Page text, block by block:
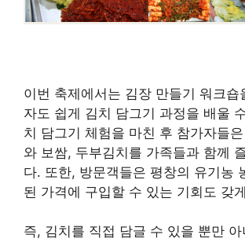
이번 축제에서는 김장 만들기 워크숍
자도 쉽게 김치 담그기 과정을 배울
치 담그기 체험을 마친 후 참가자들
와 보쌈, 두부김치를 가족들과 함께
다. 또한, 방문객들은 평창의 유기농
된 가격에 구입할 수 있는 기회도 갖
즉, 김치를 직접 담글 수 있을 뿐만 아